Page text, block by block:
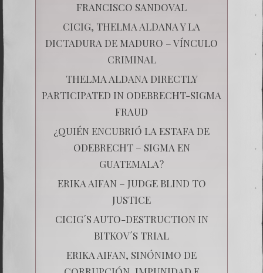
FRANCISCO SANDOVAL
CICIG, THELMA ALDANA Y LA
DICTADURA DE MADURO – VÍNCULO
CRIMINAL
THELMA ALDANA DIRECTLY
PARTICIPATED IN ODEBRECHT-SIGMA
FRAUD
¿QUIÉN ENCUBRIÓ LA ESTAFA DE
ODEBRECHT – SIGMA EN
GUATEMALA?
ERIKA AIFAN – JUDGE BLIND TO
JUSTICE
CICIG´S AUTO-DESTRUCTION IN
BITKOV´S TRIAL
ERIKA AIFAN, SINÓNIMO DE